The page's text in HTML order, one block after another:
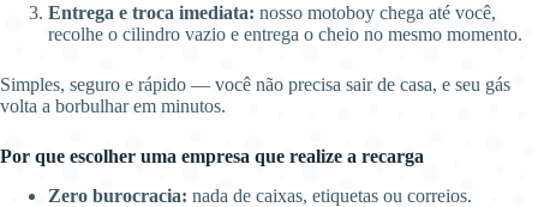
Entrega e troca imediata: nosso motoboy chega até você,
recolhe o cilindro vazio e entrega o cheio no mesmo momento.
Simples, seguro e rápido — você não precisa sair de casa, e seu gás
volta a borbulhar em minutos.
Por que escolher uma empresa que realize a recarga
Zero burocracia: nada de caixas, etiquetas ou correios.